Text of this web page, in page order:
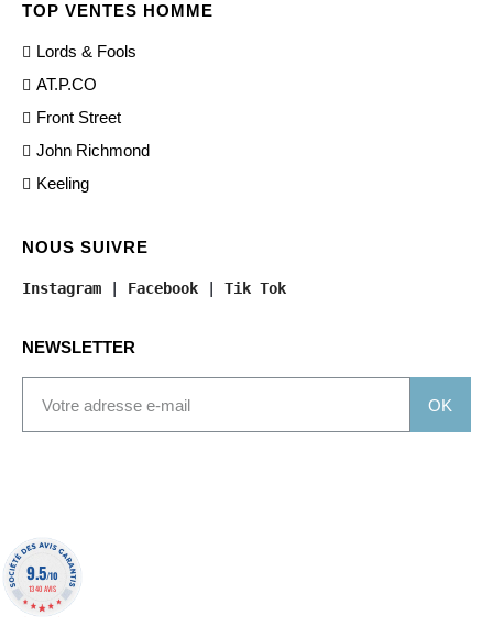
TOP VENTES HOMME
Lords & Fools
AT.P.CO
Front Street
John Richmond
Keeling
NOUS SUIVRE
Instagram Facebook Tik Tok
NEWSLETTER
OK
9.5/10
1340 AVIS